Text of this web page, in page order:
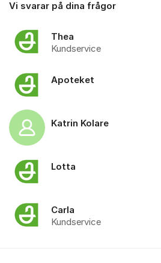
inställningar för inlägg/kommentar
Vi svarar på dina frågor
Thea
Kundservice
Apoteket
Katrin Kolare
Lotta
Carla
Kundservice